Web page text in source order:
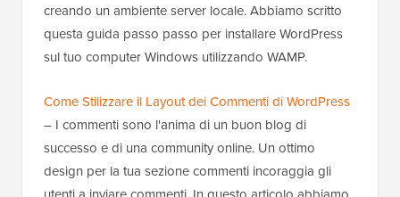
creando un ambiente server locale. Abbiamo scritto
questa guida passo passo per installare WordPress
sul tuo computer Windows utilizzando WAMP.
Come Stilizzare il Layout dei Commenti di WordPress
– I commenti sono l'anima di un buon blog di
successo e di una community online. Un ottimo
design per la tua sezione commenti incoraggia gli